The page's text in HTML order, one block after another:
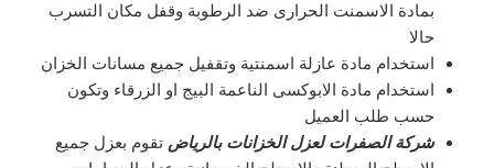
بمادة الاسمنت الحرارى ضد الرطوبة وقفل مكان التسرب
حالا
استخدام مادة عازلة اسمنتية وتقفيل جميع مسانات الخزان
استخدام مادة الابوكسى الناعمة البيج او الزرقاء وتكون
حسب طلب العميل
شركة الصفرات لعزل الخزانات بالرياض تقوم بعزل جميع